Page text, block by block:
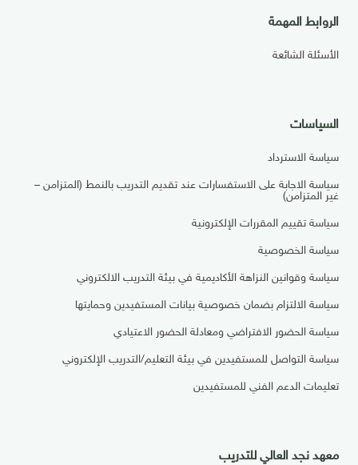
الروابط المهمة
الأسئلة الشائعة
السياسات
سياسة الاسترداد
سياسة الاجابة على الاستفسارات عند تقديم التدريب بالنمط (المتزامن –
غير المتزامن)
سياسة تقييم المقررات الإلكترونية
سياسة الخصوصية
سياسة وقوانين النزاهة الأكاديمية في بيئة التدريب الالكتروني
سياسة الالتزام بضمان خصوصية بيانات المستفيدين وحمايتها
سياسة الحضور الافتراضي ومعادلة الحضور الاعتيادي
سياسة التواصل للمستفيدين في بيئة التعليم/التدريب الإلكتروني
تعليمات الدعم الفني للمستفيدين
معهد نجد العالي للتدريب